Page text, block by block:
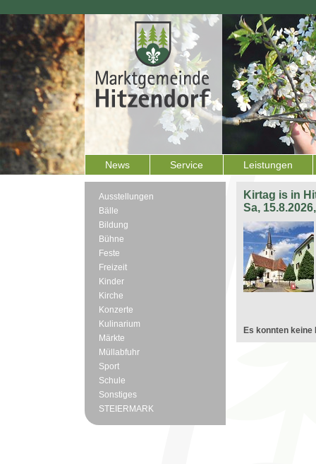
News Service Leistungen
Ausstellungen
Bälle
Bildung
Bühne
Feste
Freizeit
Kinder
Kirche
Konzerte
Kulinarium
Märkte
Müllabfuhr
Sport
Schule
Sonstiges
STEIERMARK
Kirtag is in
Sa,
Es konnten keine